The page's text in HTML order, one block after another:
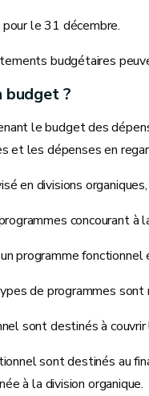
le 31 décembre.
budgétaires
budget ?
le budget des
les dépenses en
en divisions
concourant à
programme
de programmes
sont destinés à
sont destinés au
à la division organique.